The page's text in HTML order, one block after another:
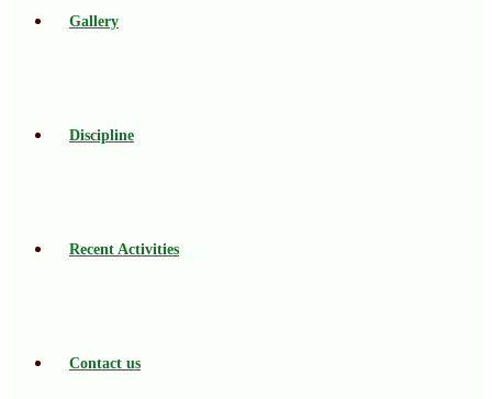
Gallery
Discipline
Recent Activities
Contact us